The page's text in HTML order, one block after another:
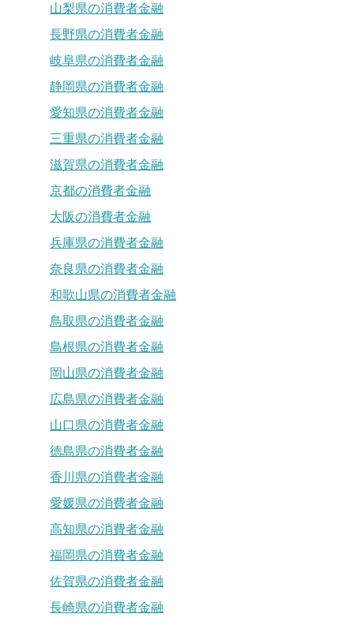
山梨県の消費者金融
長野県の消費者金融
岐阜県の消費者金融
静岡県の消費者金融
愛知県の消費者金融
三重県の消費者金融
滋賀県の消費者金融
京都の消費者金融
大阪の消費者金融
兵庫県の消費者金融
奈良県の消費者金融
和歌山県の消費者金融
鳥取県の消費者金融
島根県の消費者金融
岡山県の消費者金融
広島県の消費者金融
山口県の消費者金融
徳島県の消費者金融
香川県の消費者金融
愛媛県の消費者金融
高知県の消費者金融
福岡県の消費者金融
佐賀県の消費者金融
長崎県の消費者金融